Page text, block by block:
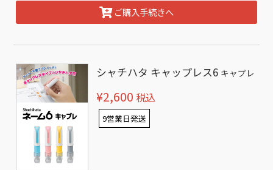
ご購入手続きへ
シャチハタ キャップレス6 キャプレ
¥2,600 税込
9営業日発送